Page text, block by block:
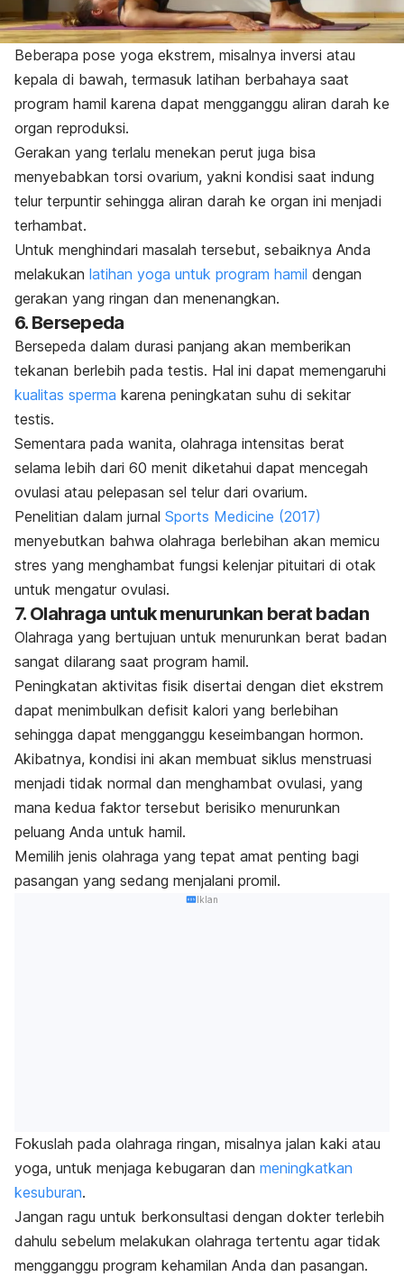
Beberapa pose yoga ekstrem, misalnya inversi atau
kepala di bawah, termasuk latihan berbahaya saat
program hamil karena dapat mengganggu aliran darah ke
organ reproduksi.
Gerakan yang terlalu menekan perut juga bisa
menyebabkan torsi ovarium, yakni kondisi saat indung
telur terpuntir sehingga aliran darah ke organ ini menjadi
terhambat.
Untuk menghindari masalah tersebut, sebaiknya Anda
melakukan latihan yoga untuk program hamil dengan
gerakan yang ringan dan menenangkan.
6. Bersepeda
Bersepeda dalam durasi panjang akan memberikan
tekanan berlebih pada testis. Hal ini dapat memengaruhi
kualitas sperma karena peningkatan suhu di sekitar
testis.
Sementara pada wanita, olahraga intensitas berat
selama lebih dari 60 menit diketahui dapat mencegah
ovulasi atau pelepasan sel telur dari ovarium.
Penelitian dalam jurnal Sports Medicine (2017)
menyebutkan bahwa olahraga berlebihan akan memicu
stres yang menghambat fungsi kelenjar pituitari di otak
untuk mengatur ovulasi.
7. Olahraga untuk menurunkan berat badan
Olahraga yang bertujuan untuk menurunkan berat badan
sangat dilarang saat program hamil.
Peningkatan aktivitas fisik disertai dengan diet ekstrem
dapat menimbulkan defisit kalori yang berlebihan
sehingga dapat mengganggu keseimbangan hormon.
Akibatnya, kondisi ini akan membuat siklus menstruasi
menjadi tidak normal dan menghambat ovulasi, yang
mana kedua faktor tersebut berisiko menurunkan
peluang Anda untuk hamil.
Memilih jenis olahraga yang tepat amat penting bagi
pasangan yang sedang menjalani promil.
Iklan
Fokuslah pada olahraga ringan, misalnya jalan kaki atau
yoga, untuk menjaga kebugaran dan meningkatkan
kesuburan.
Jangan ragu untuk berkonsultasi dengan dokter terlebih
dahulu sebelum melakukan olahraga tertentu agar tidak
mengganggu program kehamilan Anda dan pasangan.